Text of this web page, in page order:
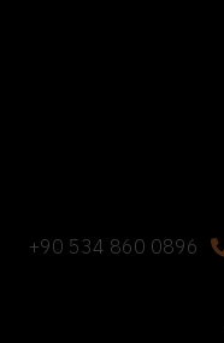
+90 534 860 0896